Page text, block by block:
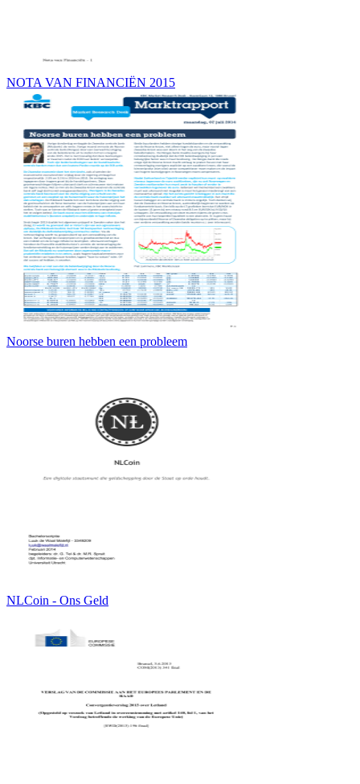
NOTA VAN FINANCIËN 2015
Noorse buren hebben een probleem
NLCoin - Ons Geld